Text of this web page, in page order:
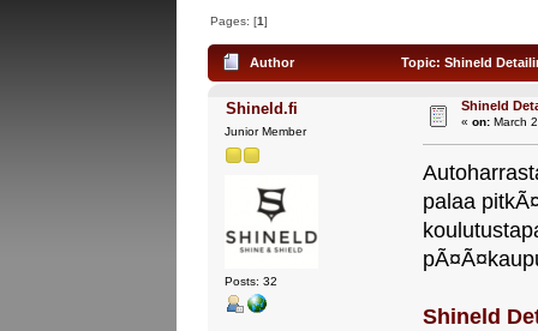
Pages: [1]
Author Topic: Shineld
Shineld.fi
Junior Member
Posts: 32
Shineld
« on:March
palaa
Shineld